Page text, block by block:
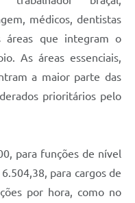
médicos, dentistas
áreas que integram o
As áreas essenciais,
a maior parte das
prioritários pelo
para funções de nível
para cargos de
por hora, como no